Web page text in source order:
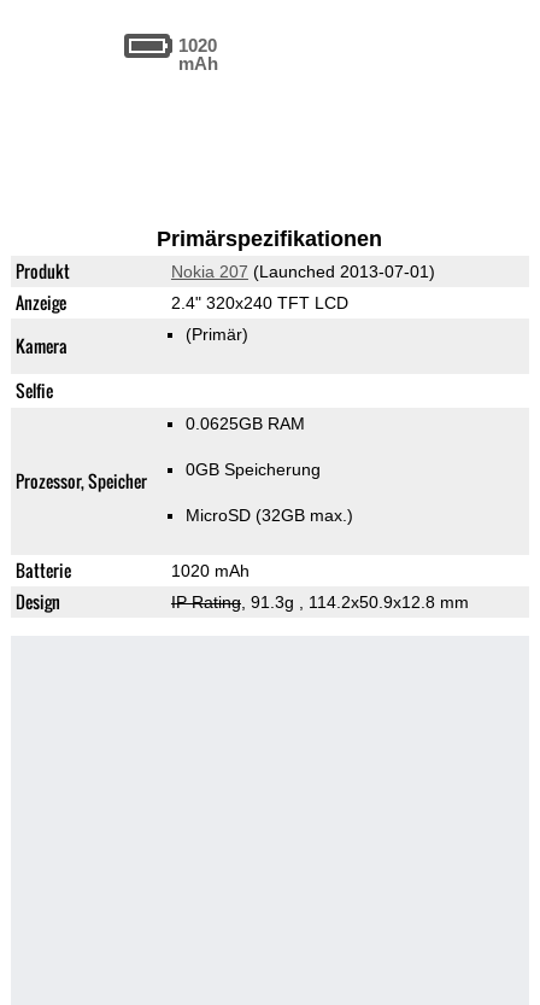
1020
mAh
Primärspezifikationen
Produkt Nokia 207 (Launched 2013-07-01)
Anzeige 2.4" 320x240 TFT LCD
Kamera (Primär)
Selfie
Prozessor, Speicher
0.0625GB RAM
0GB Speicherung
MicroSD (32GB max.)
Batterie 1020 mAh
Design IP Rating, 91.3g , 114.2x50.9x12.8 mm